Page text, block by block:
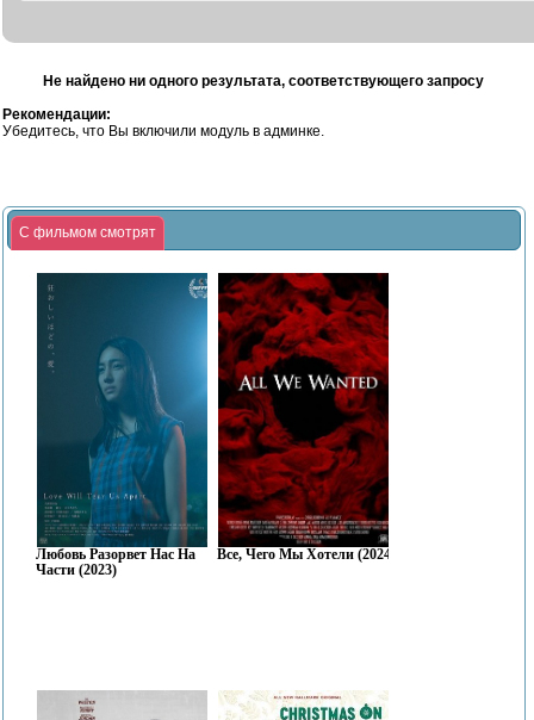
Не найдено ни одного результата, соответствующего запросу
Рекомендации:
Убедитесь, что Вы включили модуль в админке.
С фильмом смотрят
Любовь Разорвет Нас На
Части (2023)
Все, Чего Мы Хотели (2024)